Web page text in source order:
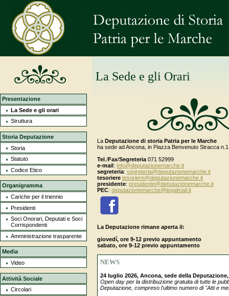
Presentazione
La Sede e gli orari
Struttura
Storia Deputazione
Storia
Statuto
Codice Etico
Organigramma
Cariche per il triennio
Presidenti
Soci Onorari, Deputati e Soci
Corrispondenti
Amministrazione trasparente
Media
Video
Attività Sociale
Circolari
La Sede e gli Orari
La Deputazione di storia Patria per le Marche
ha sede ad Ancona, in Piazza Benvenuto Stracca n.1
Tel ./Fax/Segreteria 071 52999
e-mail: info@deputazionemarche.it
segreteria: segreteria@deputazionemarche.it
tesoriere tesoriere@deputazionemarche.it
presidente: presidente@deputazionemarche.it
PEC: deputazionemarche@legalmail.it
La Deputazione rimane aperta il:
giovedí, ore 9-12 previo appuntamento
sabato, ore 9-12 previo appuntamento
NEWS
24 luglio 2026, Ancona, sede della Deputazione,
Open day per la distribuzione gratuita di tutte le
Deputazione, compreso l'ultimo numero di "Atti e